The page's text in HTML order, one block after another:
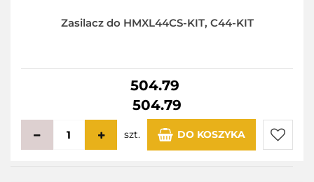
Zasilacz do HMXL44CS-KIT, C44-KIT
504.79
504.79
szt. DO KOSZYKA